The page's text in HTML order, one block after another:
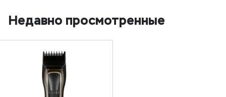
Недавно просмотренные